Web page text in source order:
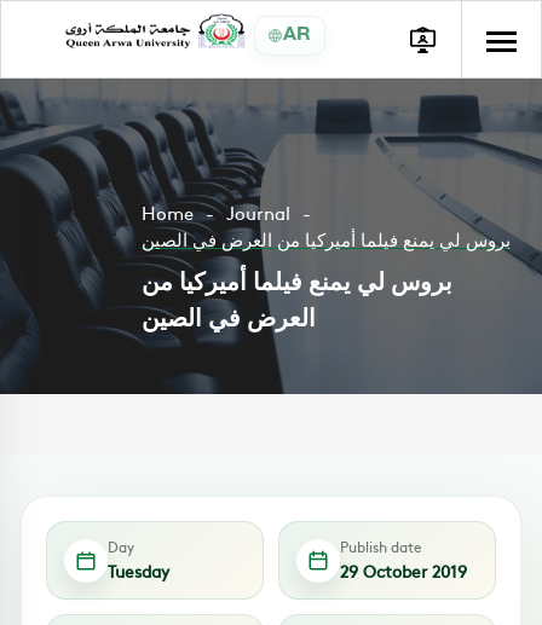
AR
Home
Journal
بروس لي يمنع فيلما أميركيا من العرض في الصين
بروس لي يمنع فيلما أميركيا من
العرض في الصين
Day
Tuesday
Publish date
29 October 2019